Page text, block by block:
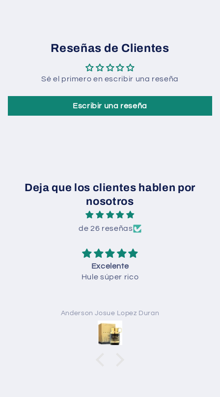
Reseñas de Clientes
Sé el primero en escribir una reseña
Escribir una reseña
Deja que los clientes hablen por
nosotros
de 26 reseñas
Todo
Todo perfecto
Anónimo